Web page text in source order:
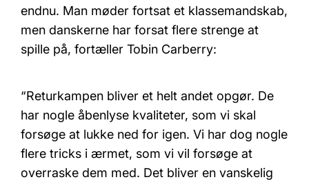
endnu. Man møder fortsat et klassemandskab,
men danskerne har forsat flere strenge at
spille på, fortæller Tobin Carberry:
“Returkampen bliver et helt andet opgør. De
har nogle åbenlyse kvaliteter, som vi skal
forsøge at lukke ned for igen. Vi har dog nogle
flere tricks i ærmet, som vi vil forsøge at
overraske dem med. Det bliver en vanskelig